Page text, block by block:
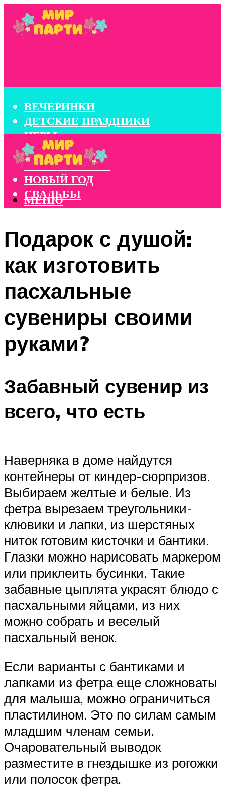
ВЕЧЕРИНКИ
ДЕТСКИЕ ПРАЗДНИКИ
ИГРЫ
КОНКУРСЫ
КОРПОРАТИВЫ
НОВЫЙ ГОД
СВАДЬБЫ
МЕНЮ
Подарок с душой:
как изготовить
пасхальные
сувениры своими
руками?
Забавный сувенир из
всего, что есть
Наверняка в доме найдутся
контейнеры от киндер-сюрпризов.
Выбираем желтые и белые. Из
фетра вырезаем треугольники-
клювики и лапки, из шерстяных
ниток готовим кисточки и бантики.
Глазки можно нарисовать маркером
или приклеить бусинки. Такие
забавные цыплята украсят блюдо с
пасхальными яйцами, из них
можно собрать и веселый
пасхальный венок.
Если варианты с бантиками и
лапками из фетра еще сложноваты
для малыша, можно ограничиться
пластилином. Это по силам самым
младшим членам семьи.
Очаровательный выводок
разместите в гнездышке из рогожки
или полосок фетра.